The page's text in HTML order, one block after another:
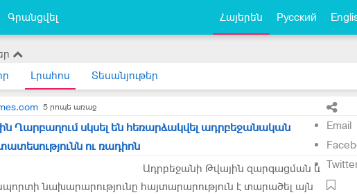
Գրանցվել Հայերեն Русский
Լրահոս Տեսանյութեր
5 րոպե առաջ
Email
Ղարբաղում սկսել են հեռարձակվել ադրբեջանական
ու ռադիոն
Ադրբեջանի Թվային զարգացման և
նախարարությունը հայտարարություն է տարածել այն